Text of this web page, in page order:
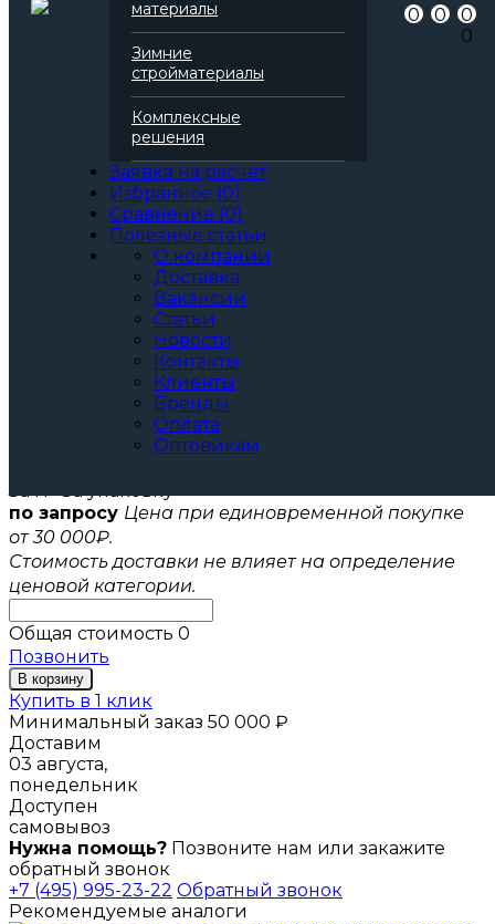
материалы
Зимние
стройматериалы
Комплексные
решения
Заявка на расчет
Избранное (0)
Сравнение (0)
Полезные статьи
О компании
Доставка
Вакансии
Статьи
Новости
Контакты
Клиенты
Бренды
Оплата
Оптовикам
0 0
0
0
Rockwool
Руф Баттс
Д Стандарт
Базальтовая вата
Все характеристики
За м
За упаковку
по запросу Цена при единовременной покупке
от 30 000₽.
Стоимость доставки не влияет на определение
ценовой категории.
Общая стоимость 0
Позвонить
В корзину
Купить в 1 клик
Минимальный заказ 50 000 ₽
Доставим
03 августа,
понедельник
Доступен
самовывоз
Нужна помощь? Позвоните нам или закажите
обратный звонок
+7 (495) 995-23-22 Обратный звонок
Рекомендуемые аналоги